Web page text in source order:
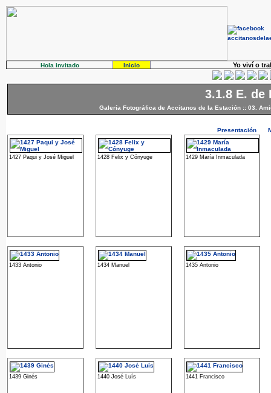
Hola invitado Inicio Yo viví o
3.1.8 E. de
Galería Fotográfica de Accitanos de la Estación:: 03.
Presentación
1427 Paqui y José Miguel 1428 Felix y Cónyuge 1429 María Inmaculada
1433 Antonio 1434 Manuel 1435 Antonio
1439 Ginés 1440 José Luís 1441 Francisco